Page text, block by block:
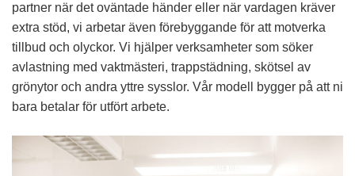
partner när det oväntade händer eller när vardagen kräver
extra stöd, vi arbetar även förebyggande för att motverka
tillbud och olyckor. Vi hjälper verksamheter som söker
avlastning med vaktmästeri, trappstädning, skötsel av
grönytor och andra yttre sysslor. Vår modell bygger på att ni
bara betalar för utfört arbete.